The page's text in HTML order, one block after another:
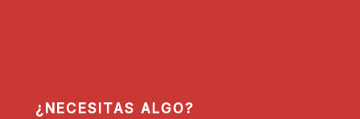
¿NECESITAS ALGO?